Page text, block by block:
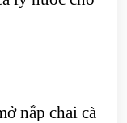
nắp chai cà